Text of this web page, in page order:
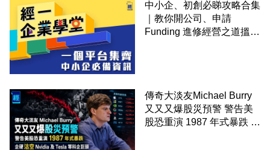
中小企、初創必睇攻略合集
｜教你開公司、申請
Funding 進修經營之道搵大
傳奇大淡友Michael Burry
又又又爆股災預警 警告美
股恐重演 1987 年式暴跌 企